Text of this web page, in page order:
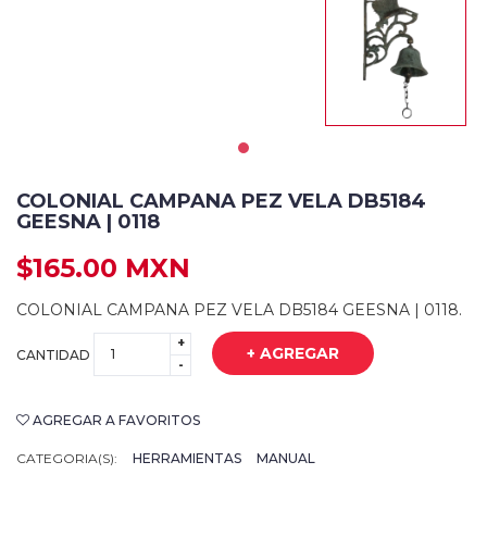
COLONIAL CAMPANA PEZ VELA DB5184
GEESNA | 0118
$165.00 MXN
COLONIAL CAMPANA PEZ VELA DB5184 GEESNA | 0118.
CANTIDAD
+
-
+ AGREGAR
AGREGAR A FAVORITOS
CATEGORIA(S): HERRAMIENTAS MANUAL